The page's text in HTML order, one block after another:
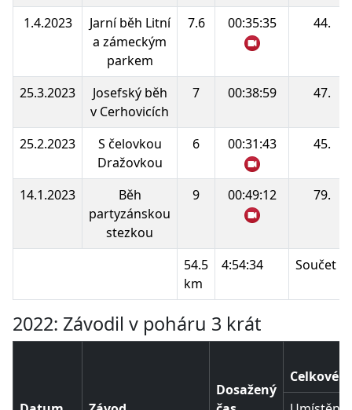
1.4.2023
Jarní běh Litní
a zámeckým
parkem
7.6 00:35:35 44.
25.3.2023
Josefský běh
v Cerhovicích
7 00:38:59 47.
25.2.2023
S čelovkou
Dražovkou
6 00:31:43 45.
14.1.2023
Běh
partyzánskou
stezkou
9 00:49:12 79.
54.5
km
4:54:34 Součet
2022: Závodil v poháru 3 krát
Dosažený
Celkové